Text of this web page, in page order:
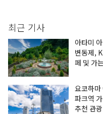
최근 기사
아타미
변동제,
페 및 가
요코하마
파크역
추천 관